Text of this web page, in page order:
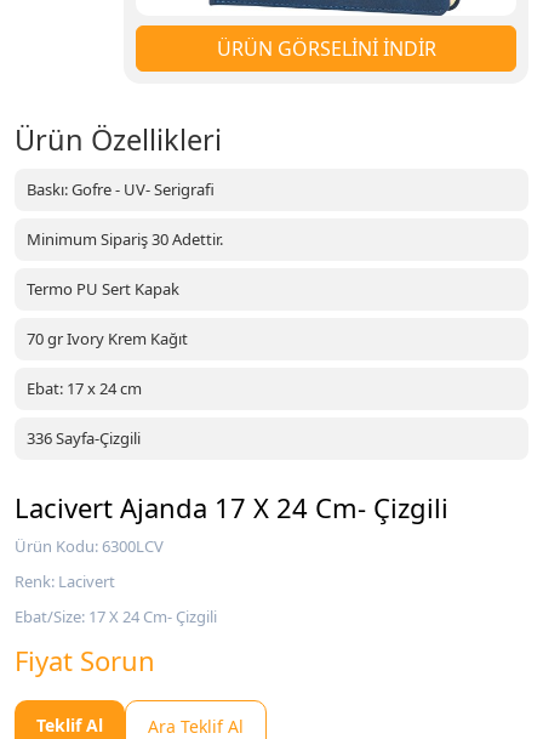
ÜRÜN GÖRSELİNİ İNDİR
Ürün Özellikleri
Baskı: Gofre - UV- Serigrafi
Minimum Sipariş 30 Adettir.
Termo PU Sert Kapak
70 gr Ivory Krem Kağıt
Ebat: 17 x 24 cm
336 Sayfa-Çizgili
Lacivert Ajanda 17 X 24 Cm- Çizgili
Ürün Kodu: 6300LCV
Renk: Lacivert
Ebat/Size: 17 X 24 Cm- Çizgili
Fiyat Sorun
Teklif Al Ara Teklif Al